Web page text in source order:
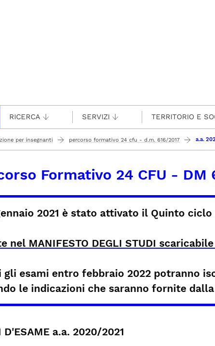
RICERCA SERVIZI TERRITORIO E
per insegnanti percorso formativo 24 cfu - d.m. 616/2017 a.a.
Formativo 24 CFU - DM
2021 è stato attivato il Quinto
MANIFESTO DEGLI STUDI
esami entro febbraio 2022 potranno
le indicazioni che saranno fornite
D'ESAME a.a. 2020/2021